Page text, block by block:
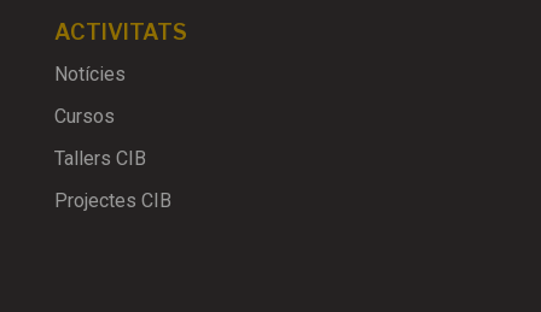
ACTIVITATS
Notícies
Cursos
Tallers CIB
Projectes CIB